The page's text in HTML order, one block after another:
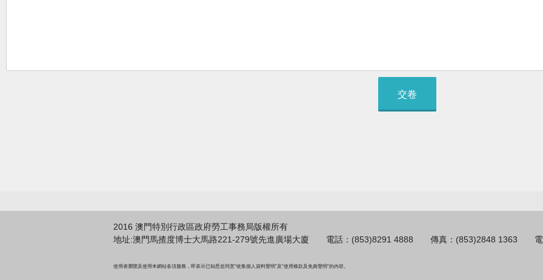
交卷
2016 澳門特別行政區政府勞工事務局版權所有
地址:澳門馬揸度博士大馬路221-279號先進廣場大廈 電話：(853)8291 4888 傳真：(853)2848 1363 電
使用者瀏覽及使用本網站各項服務，即表示已知悉並同意"收集個人資料聲明"及"使用條款及免責聲明"的內容。